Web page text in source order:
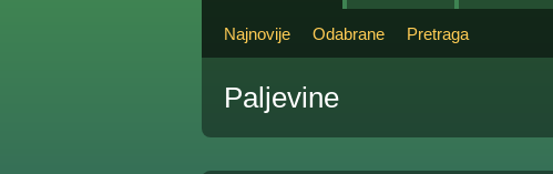
Najnovije Odabrane Pretraga
Paljevine